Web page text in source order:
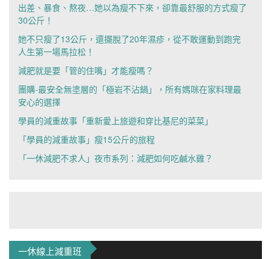
出差、暴食、熬夜…她以為瘦不下來，卻靠最舒服的方式瘦了
30公斤！
她不只瘦了13公斤，還擺脫了20年濕疹，從不敢運動到跑完
人生第一場馬拉松！
減肥就是要「管的住嘴」才能瘦嗎？
團購-最安全無塗層的「極岩不沾鍋」，所有媽咪在家料理最
安心的選擇
學員的減重故事「重新愛上旅遊和穿比基尼的菜菜」
「學員的減重故事」瘦15公斤的旅程
「一休減肥不求人」夜市系列：減肥如何吃鹹水雞？
一休線上減重班